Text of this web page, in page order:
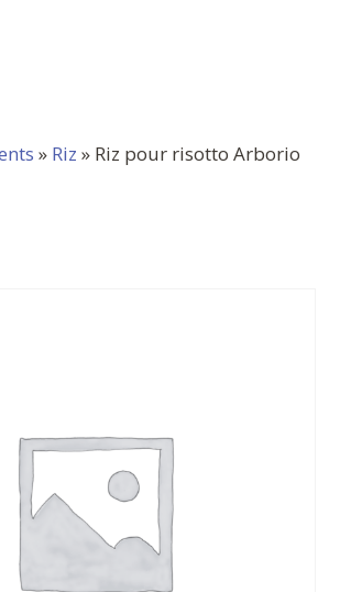
» Riz » Riz pour risotto Arborio